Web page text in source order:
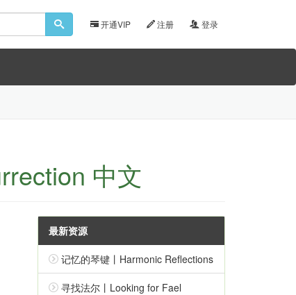
开通VIP 注册 登录
中文
最新资源
记忆的琴键丨Harmonic Reflections
寻找法尔丨Looking for Fael